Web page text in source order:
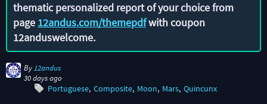
thematic personalized report of your choice from
page 12andus.com/themepdfwith coupon
12anduswelcome.
By 12andus
30 days ago
Portuguese Composite Moon Mars Quincunx